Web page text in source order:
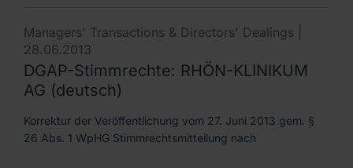
Managers' Transactions & Directors' Dealings |
28.06.2013
DGAP-Stimmrechte: RHÖN-KLINIKUM
AG (deutsch)
Korrektur der Veröffentlichung vom 27. Juni 2013 gem. §
26 Abs. 1 WpHG Stimmrechtsmitteilung nach